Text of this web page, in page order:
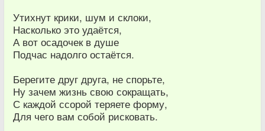
Утихнут крики, шум и склоки,
Насколько это удаётся,
А вот осадочек в душе
Подчас надолго остаётся.
Берегите друг друга, не спорьте,
Ну зачем жизнь свою сокращать,
С каждой ссорой теряете форму,
Для чего вам собой рисковать.